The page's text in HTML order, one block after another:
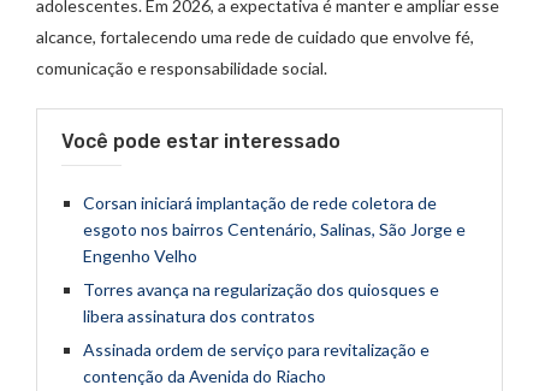
adolescentes. Em 2026, a expectativa é manter e ampliar esse
alcance, fortalecendo uma rede de cuidado que envolve fé,
comunicação e responsabilidade social.
Você pode estar interessado
Corsan iniciará implantação de rede coletora de
esgoto nos bairros Centenário, Salinas, São Jorge e
Engenho Velho
Torres avança na regularização dos quiosques e
libera assinatura dos contratos
Assinada ordem de serviço para revitalização e
contenção da Avenida do Riacho